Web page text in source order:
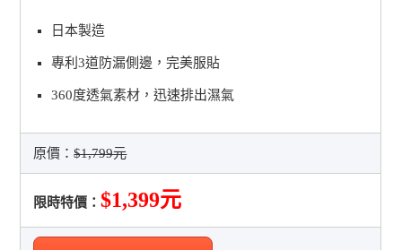
日本製造
專利3道防漏側邊，完美服貼
360度透氣素材，迅速排出濕氣
原價：$1,799元
限時特價：$1,399元